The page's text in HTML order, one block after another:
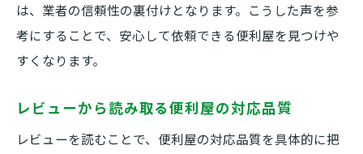
は、業者の信頼性の裏付けとなります。こうした声を参
考にすることで、安心して依頼できる便利屋を見つけや
すくなります。
レビューから読み取る便利屋の対応品質
レビューを読むことで、便利屋の対応品質を具体的に把